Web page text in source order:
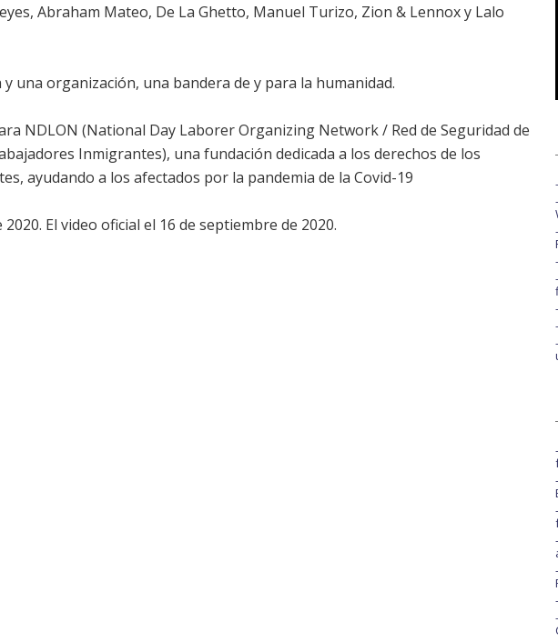
Abraham Mateo, De La Ghetto, Manuel Turizo, Zion & Lennox y Lalo
una organización, una bandera de y para la humanidad.
NDLON (National Day Laborer Organizing Network / Red de Seguridad de
Inmigrantes), una fundación dedicada a los derechos de los
ayudando a los afectados por la pandemia de la Covid-19
El video oficial el 16 de septiembre de 2020.